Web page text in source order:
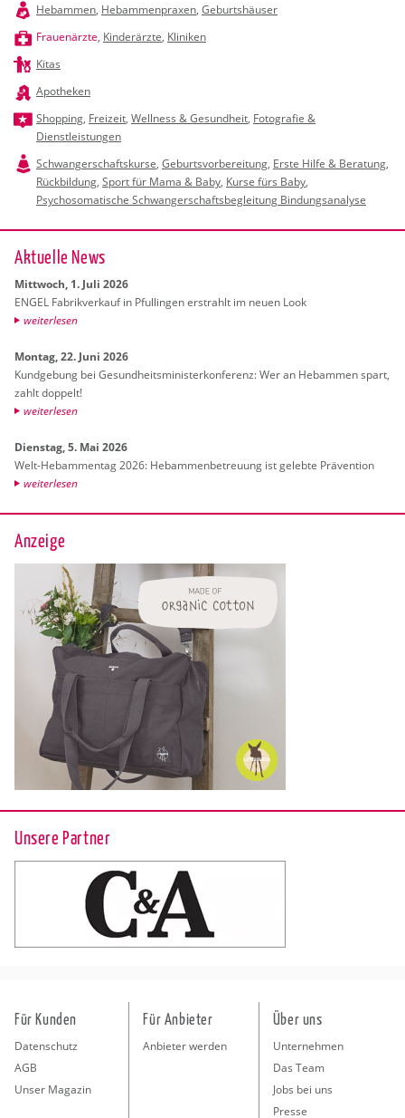
Hebammen, Hebammenpraxen, Geburtshäuser
Frauenärzte, Kinderärzte, Kliniken
Kitas
Apotheken
Shopping, Freizeit, Wellness & Gesundheit, Fotografie &
Dienstleistungen
Schwangerschaftskurse, Geburtsvorbereitung, Erste Hilfe & Beratung,
Rückbildung, Sport für Mama & Baby, Kurse fürs Baby,
Psychosomatische Schwangerschaftsbegleitung Bindungsanalyse
Ak­tu­el­le News
Mitt­woch, 1. Juli 2026
ENGEL Fa­brik­ver­kauf in Pful­lin­gen er­strahlt im neuen Look
wei­ter­le­sen
Mon­tag, 22. Juni 2026
Kund­ge­bung bei Ge­sund­heits­mi­nis­ter­kon­fe­renz: Wer an Heb­am­men spart,
zahlt dop­pelt!
wei­ter­le­sen
Diens­tag, 5. Mai 2026
Welt-Heb­am­men­tag 2026: Heb­am­men­be­treu­ung ist ge­leb­te Prä­ven­ti­on
wei­ter­le­sen
Anzeige
Unsere Partner
Für Kunden
Datenschutz
AGB
Unser Magazin
Für Anbieter
Anbieter werden
Über uns
Unternehmen
Das Team
Jobs bei uns
Presse